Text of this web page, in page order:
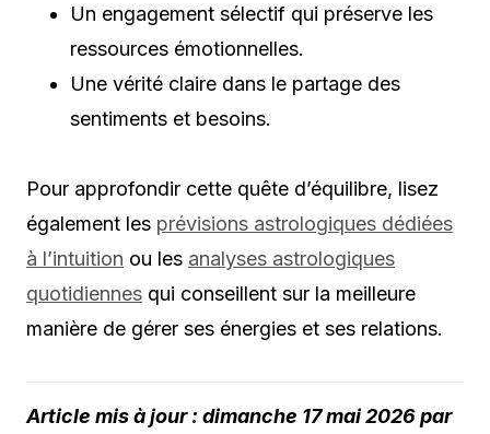
Un engagement sélectif qui préserve les
ressources émotionnelles.
Une vérité claire dans le partage des
sentiments et besoins.
Pour approfondir cette quête d’équilibre, lisez
également les prévisions astrologiques dédiées
à l’intuition ou les analyses astrologiques
quotidiennes qui conseillent sur la meilleure
manière de gérer ses énergies et ses relations.
Article mis à jour : dimanche 17 mai 2026 par